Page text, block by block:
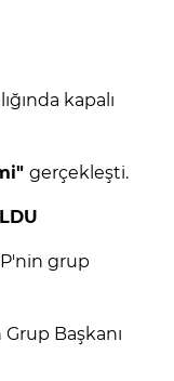
kapalı
gerçekleşti.
grup
Başkanı